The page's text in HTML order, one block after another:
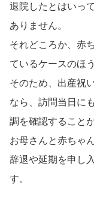
退院したとはいっ
ありません。
それどころか、赤
ているケースのほ
そのため、出産祝
なら、訪問当日に
調を確認すること
お母さんと赤ちゃ
辞退や延期を申し
す。